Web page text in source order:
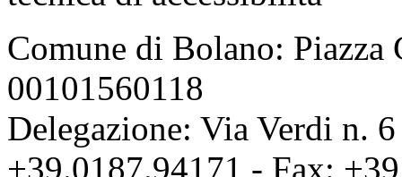
Comune di Bolano:
00101560118
Delegazione: Via Verdi n.
+39.0187.94171 - Fax: